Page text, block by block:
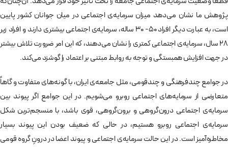
پژوهش ما نشان می‌دهد ميزان سرمايه‌ی اجتماعی در ميان جوانان كشور پايين
است، به عبارت دیگر افراد 50- 30 ساله، سرمايه‌ی اجتماعی بيشتری دارند و افراد زير
28 سال، سرمايه‌ی اجتماعی كمتری را نشان می‌دهند، كه اين امر ضرورت تلاش بيشتر
در جهت افزايش همبستگی و توجه به روابط مبتنی بر اعتماد را گوشزد می‌كند.
در جوامع چندفرهنگی و چندقومی، مثل جامعه‌ی ايران، با گونه‌های متفاوت و گاهاً
متعارضی از سرمايه‌های اجتماعی روبرو می‌شويم. در اين جوامع اگر پيوند بين
سرمايه‌ی اجتماعی درون‌گروهی و برون‌گروهی، قوی باشد، با منسجم‌ترين شكل
سرمايه‌ی اجتماعی روبرو هستيم، در حالی‌ که ضعیف بودن این پیوند بسيار
مخاطره‌آميز است. در اين حالت سرمايه‌ی اجتماعی و پيوند اعضا در درونِ ‌گروه قومی